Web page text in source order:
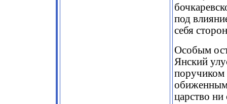
под
себя
Особым
Янский
поручиком
царство